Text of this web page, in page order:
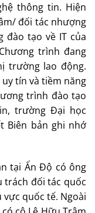
thông tin. Hiện
đối tác nhượng
đào tạo về IT của
trình đang
trường lao động.
tín và tiềm năng
trình đào tạo
trường Đại học
Biên bản ghi nhớ
tại Ấn Độ có ông
trách đối tác quốc
vực quốc tế. Ngoài